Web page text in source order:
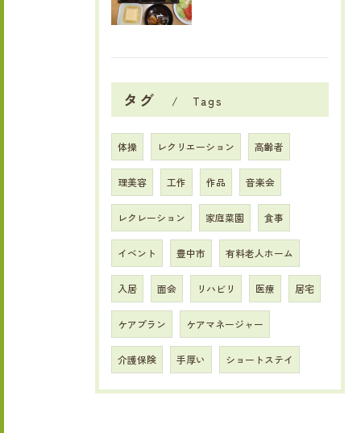
タグ Tags
体操 レクリエーション 高齢者
理美容 工作 作品 音楽会
レクレーション 家庭菜園 食事
イベント 豊中市 有料老人ホーム
入居 面会 リハビリ 医療 居宅
ケアプラン ケアマネージャー
介護保険 手厚い ショートステイ